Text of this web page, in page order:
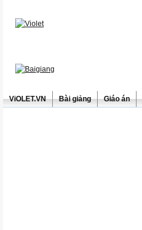
ViOLET.VN Bài giảng Giáo án